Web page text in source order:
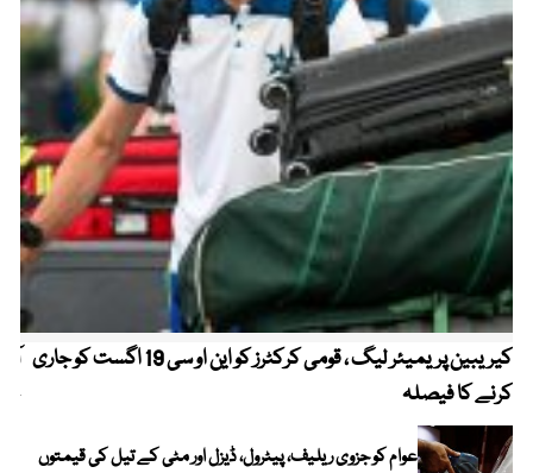
کیریبین پریمیئر لیگ ، قومی کرکٹرز کو این او سی 19 اگست کو جاری
کرنے کا فیصلہ
عوام کو جزوی ریلیف، پیٹرول، ڈیزل اور مٹی کے تیل کی قیمتوں